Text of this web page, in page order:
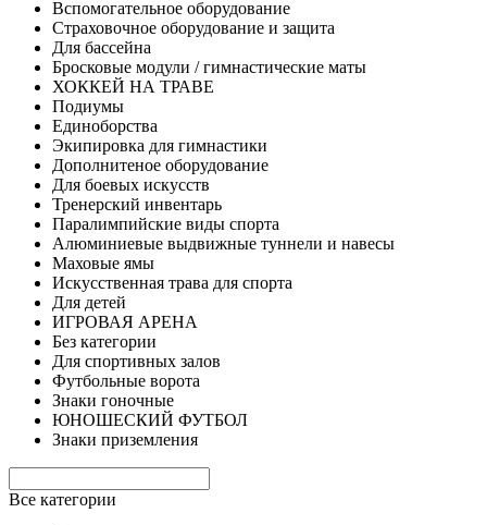
Вспомогательное оборудование
Страховочное оборудование и защита
Для бассейна
Бросковые модули / гимнастические маты
ХОККЕЙ НА ТРАВЕ
Подиумы
Единоборства
Экипировка для гимнастики
Дополнитеное оборудование
Для боевых искусств
Тренерский инвентарь
Паралимпийские виды спорта
Алюминиевые выдвижные туннели и навесы
Маховые ямы
Искусственная трава для спорта
Для детей
ИГРОВАЯ АРЕНА
Без категории
Для спортивных залов
Футбольные ворота
Знаки гоночные
ЮНОШЕСКИЙ ФУТБОЛ
Знаки приземления
Все категории